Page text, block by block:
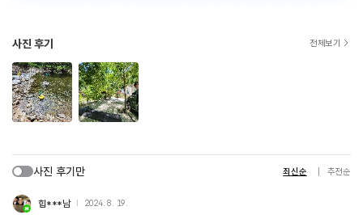
사진 후기 전체보기
사진 후기만 최신순 추천순
힙***남 2024. 8. 19.